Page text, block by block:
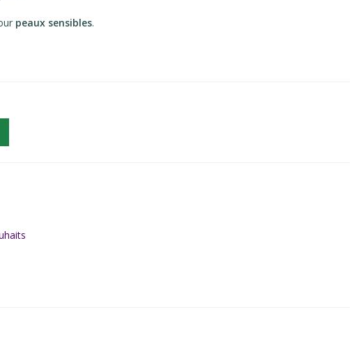
peaux sensibles.